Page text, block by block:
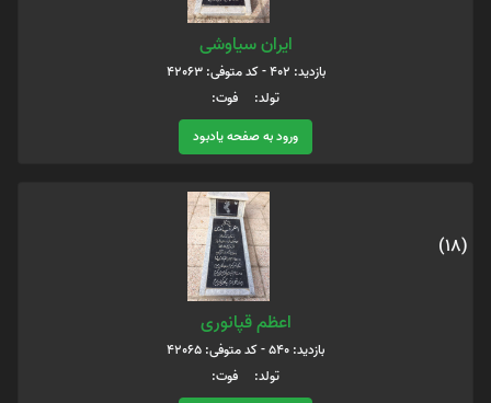
ایران سیاوشی
بازدید: 402 - کد متوفی: 42063
تولد: فوت:
ورود به صفحه یادبود
(18)
اعظم قپانوری
بازدید: 540 - کد متوفی: 42065
تولد: فوت: